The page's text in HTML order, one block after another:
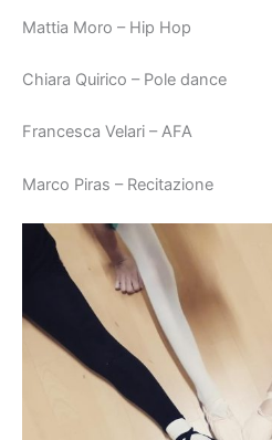
Mattia Moro – Hip Hop
Chiara Quirico – Pole dance
Francesca Velari – AFA
Marco Piras – Recitazione